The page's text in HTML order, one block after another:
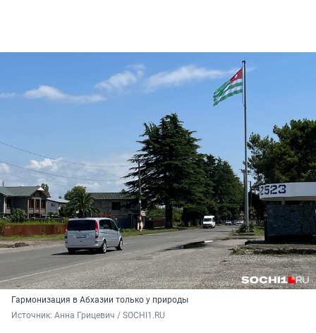
Гармонизация в Абхазии только у природы
Источник: Анна Грицевич / SOCHI1.RU